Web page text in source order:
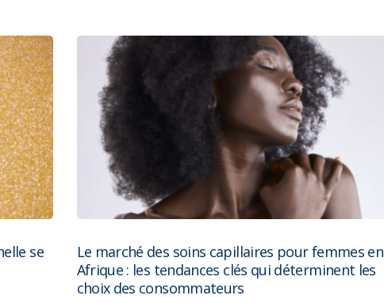
se
Le marché des soins capillaires pour femmes en
Afrique : les tendances clés qui déterminent les
choix des consommateurs